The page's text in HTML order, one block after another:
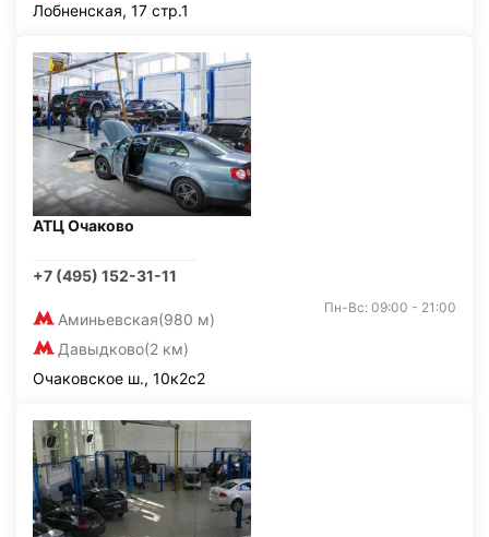
Лобненская, 17 стр.1
АТЦ Очаково
+7 (495) 152-31-11
Аминьевская(980 м)
Давыдково(2 км)
Пн-Вс: 09:00 - 21:00
Очаковское ш., 10к2с2